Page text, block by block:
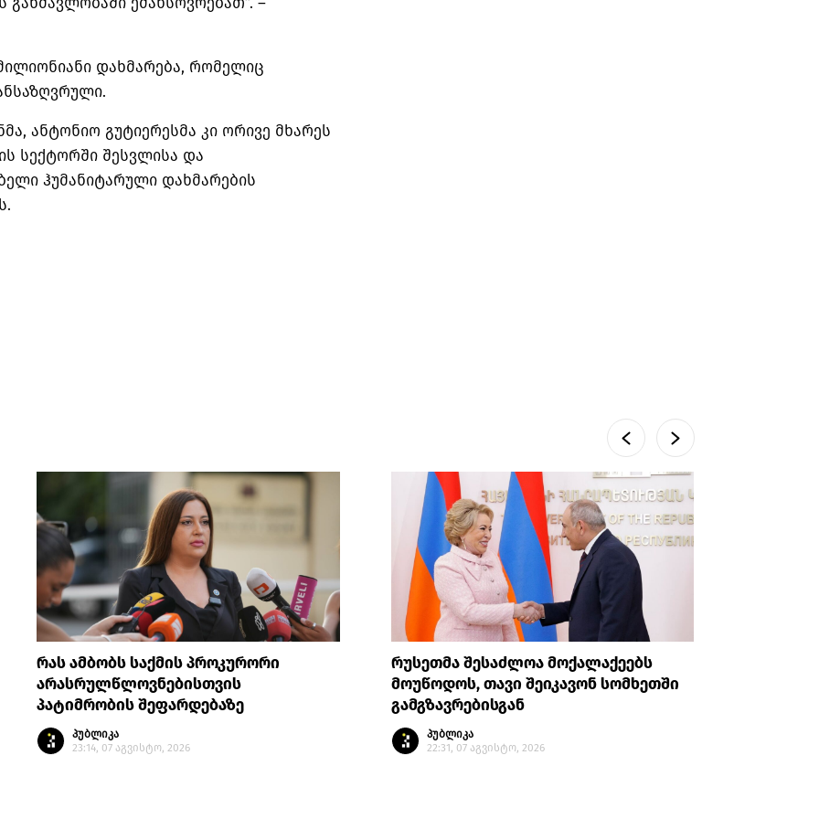
დახმარება, რომელიც
ანტონიო გუტიერესმა კი ორივე მხარეს
სექტორში შესვლისა და
ჰუმანიტარული დახმარების
რას ამბობს საქმის პროკურორი
არასრულწლოვნებისთვის
პატიმრობის შეფარდებაზე
პუბლიკა
23:14, 07 აგვისტო, 2026
რუსეთმა შესაძლოა მოქალაქეებს
მოუწოდოს, თავი შეიკავონ სომხეთში
გამგზავრებისგან
პუბლიკა
22:31, 07 აგვისტო, 2026